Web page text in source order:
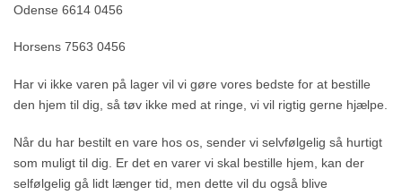
Odense 6614 0456
Horsens 7563 0456
Har vi ikke varen på lager vil vi gøre vores bedste for at bestille
den hjem til dig, så tøv ikke med at ringe, vi vil rigtig gerne hjælpe.
Når du har bestilt en vare hos os, sender vi selvfølgelig så hurtigt
som muligt til dig. Er det en varer vi skal bestille hjem, kan der
selfølgelig gå lidt længer tid, men dette vil du også blive